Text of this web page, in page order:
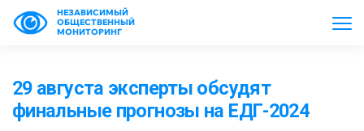
НЕЗАВИСИМЫЙ
ОБЩЕСТВЕННЫЙ
МОНИТОРИНГ
29 августа эксперты обсудят
финальные прогнозы на ЕДГ-2024